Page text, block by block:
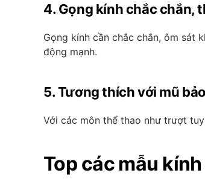
4. Gọng kính chắc chắn,
Gọng kính cần chắc chắn, ôm sát
động mạnh.
5. Tương thích với mũ
Với các môn thể thao như trượt
Top các mẫu